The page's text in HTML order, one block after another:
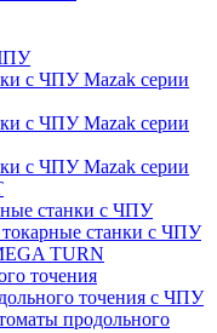
с ЧПУ Mazak серии
с ЧПУ Mazak серии
с ЧПУ Mazak серии
станки с ЧПУ
станки с ЧПУ
TURN
точения
точения с ЧПУ
продольного